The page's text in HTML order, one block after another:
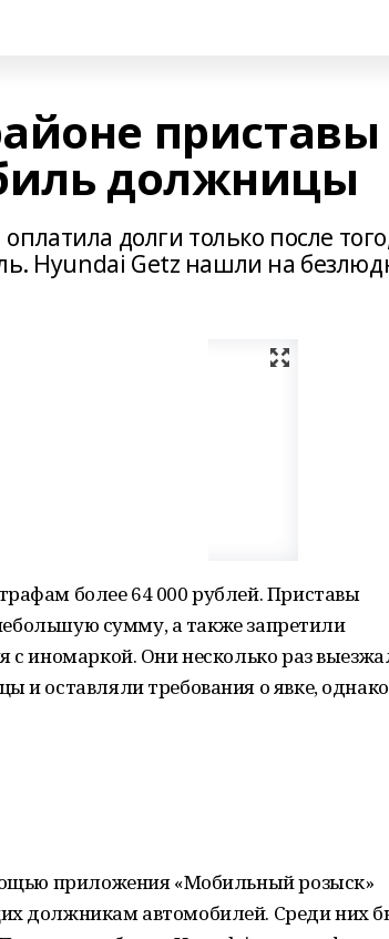
приставы
должницы
долги только после
Hyundai Getz нашли на
более 64 000 рублей. Приставы
сумму, а также запретили
с иномаркой. Они несколько раз
и оставляли требования о явке,
приложения «Мобильный розыск»
должникам автомобилей. Среди них